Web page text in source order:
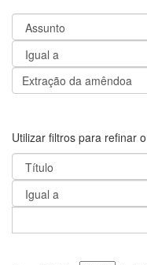
Utilizar filtros para refinar